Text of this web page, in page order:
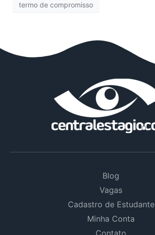
termo de compromisso
Blog
Vagas
Cadastro de Estudante
Minha Conta
Contato